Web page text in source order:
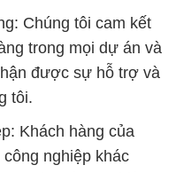
Chúng tôi cam kết
trong mọi dự án và
được sự hỗ trợ và
tôi.
Khách hàng của
nghiệp khác